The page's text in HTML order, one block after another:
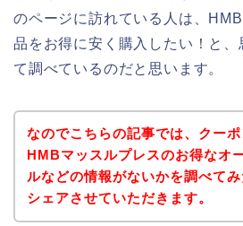
のページに訪れている人は、
品をお得に安く購入したい！と、
て調べているのだと思います。
なのでこちらの記事では、クー
HMBマッスルプレスのお得なオ
ルなどの情報がないかを調べて
シェアさせていただきます。